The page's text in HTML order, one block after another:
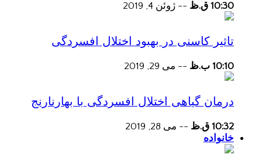
10:30 ق.ظ -- ژوئن 4, 2019
تاثیر کاسنی در بهبود اختلال افسردگی
10:10 ب.ظ -- می 29, 2019
درمان گیاهی اختلال افسردگی با بهارنارنج
10:32 ق.ظ -- می 28, 2019
خانواده